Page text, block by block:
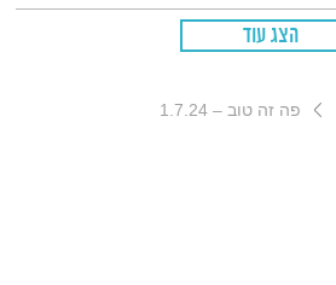
הצג עוד
פה זה טוב – 1.7.24